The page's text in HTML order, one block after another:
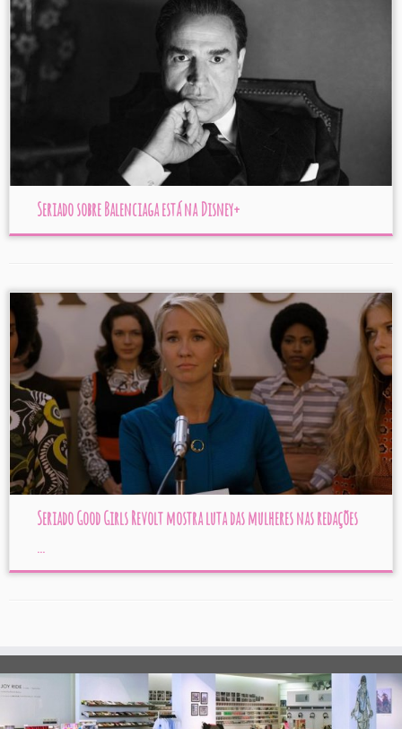
Seriado sobre Balenciaga está na Disney+
Seriado Good Girls Revolt mostra luta das mulheres nas redações
...